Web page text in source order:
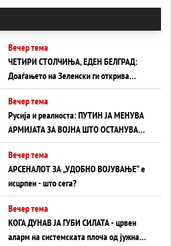
Вечер тема
ЧЕТИРИ СТОЛЧИЊА, ЕДЕН БЕЛГРАД:
Доаѓањето на Зеленски ги открива
тајните на политиката на балансирање
на Вучиќ
Вечер тема
Русија и реалноста: ПУТИН ЈА МЕНУВА
АРМИЈАТА ЗА ВОЈНА ШТО ОСТАНУВА
БЕЗ ФРОНТ
Вечер тема
АРСЕНАЛОТ ЗА „УДОБНО ВОЈУВАЊЕ“ е
исцрпен - што сега?
Вечер тема
КОГА ДУНАВ ЈА ГУБИ СИЛАТА - црвен
аларм на системската плоча од јужна